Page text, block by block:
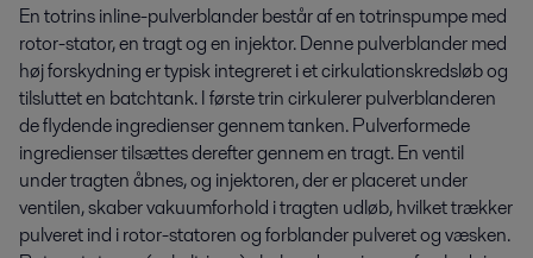
En totrins inline-pulverblander består af en totrinspumpe med
rotor-stator, en tragt og en injektor. Denne pulverblander med
høj forskydning er typisk integreret i et cirkulationskredsløb og
tilsluttet en batchtank. I første trin cirkulerer pulverblanderen
de flydende ingredienser gennem tanken. Pulverformede
ingredienser tilsættes derefter gennem en tragt. En ventil
under tragten åbnes, og injektoren, der er placeret under
ventilen, skaber vakuumforhold i tragten udløb, hvilket trækker
pulveret ind i rotor-statoren og forblander pulveret og væsken.